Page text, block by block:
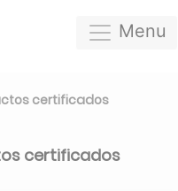
Menu
certificados
certificados